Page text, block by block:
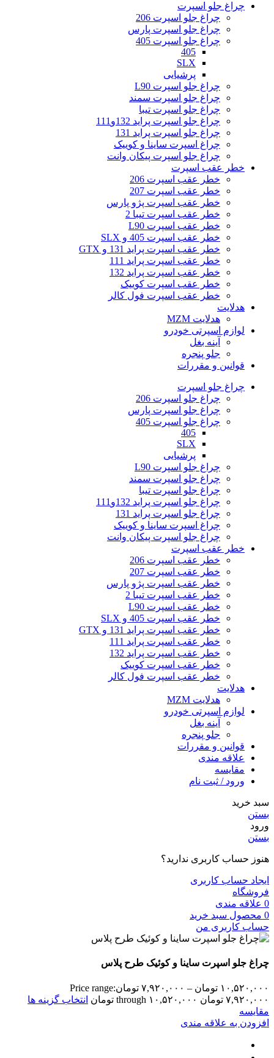
چراغ جلو اسپرت
چراغ جلو اسپرت 206
چراغ جلو اسپرت پارس
چراغ جلو اسپرت 405
405
SLX
پرشیایی
چراغ جلو اسپرت L90
چراغ جلو اسپرت سمند
چراغ جلو اسپرت تیبا
چراغ جلو اسپرت پراید 132و111
چراغ جلو اسپرت پراید 131
چراغ اسپرت ساینا و کوییک
چراغ جلو اسپرت پیکان وانت
خطر عقب اسپرت
خطر عقب اسپرت 206
خطر عقب اسپرت 207
خطر عقب اسپرت پژو پارس
خطر عقب اسپرت تیبا 2
خطر عقب اسپرت L90
خطر عقب اسپرت 405 و SLX
خطر عقب اسپرت پراید 131 و GTX
خطر عقب اسپرت پراید 111
خطر عقب اسپرت پراید 132
خطر عقب اسپرت کوییک
خطر عقب اسپرت فول کالر
هدلایت
هدلایت MZM
لوازم اسپرتی خودرو
آینه بغل
جلو پنجره
قوانین و مقررات
چراغ جلو اسپرت
چراغ جلو اسپرت 206
چراغ جلو اسپرت پارس
چراغ جلو اسپرت 405
405
SLX
پرشیایی
چراغ جلو اسپرت L90
چراغ جلو اسپرت سمند
چراغ جلو اسپرت تیبا
چراغ جلو اسپرت پراید 132و111
چراغ جلو اسپرت پراید 131
چراغ اسپرت ساینا و کوییک
چراغ جلو اسپرت پیکان وانت
خطر عقب اسپرت
خطر عقب اسپرت 206
خطر عقب اسپرت 207
خطر عقب اسپرت پژو پارس
خطر عقب اسپرت تیبا 2
خطر عقب اسپرت L90
خطر عقب اسپرت 405 و SLX
خطر عقب اسپرت پراید 131 و GTX
خطر عقب اسپرت پراید 111
خطر عقب اسپرت پراید 132
خطر عقب اسپرت کوییک
خطر عقب اسپرت فول کالر
هدلایت
هدلایت MZM
لوازم اسپرتی خودرو
آینه بغل
جلو پنجره
قوانین و مقررات
علاقه مندی
مقایسه
ورود / ثبت نام
سبد خرید
بستن
ورود
بستن
هنوز حساب کاربری ندارید؟
ایجاد حساب کاربری
فروشگاه
0 علاقه مندی
0 محصول سبد خرید
حساب کاربری من
چراغ جلو اسپرت ساینا و کوئیک طرح پلاس
۱۰,۵۲۰,۰۰۰ تومان – ۷,۹۲۰,۰۰۰ تومانPrice range:
۷,۹۲۰,۰۰۰ تومان through ۱۰,۵۲۰,۰۰۰ تومان
انتخاب گزینه ها
مقایسه
افزودن به علاقه مندی